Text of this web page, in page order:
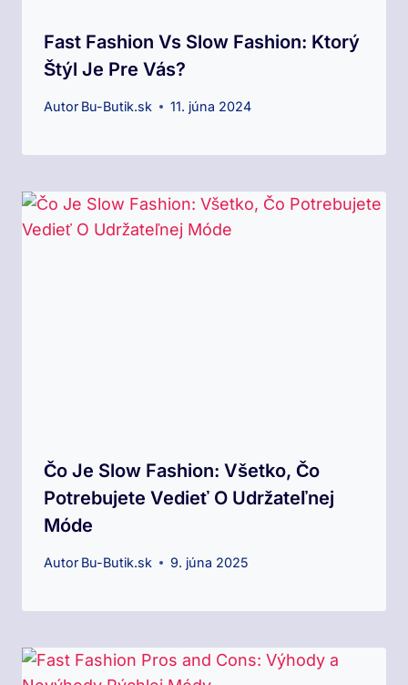
Fast Fashion Vs Slow Fashion: Ktorý
Štýl Je Pre Vás?
Autor Bu-Butik.sk 11. júna 2024
Čo Je Slow Fashion: Všetko, Čo
Potrebujete Vedieť O Udržateľnej
Móde
Autor Bu-Butik.sk 9. júna 2025